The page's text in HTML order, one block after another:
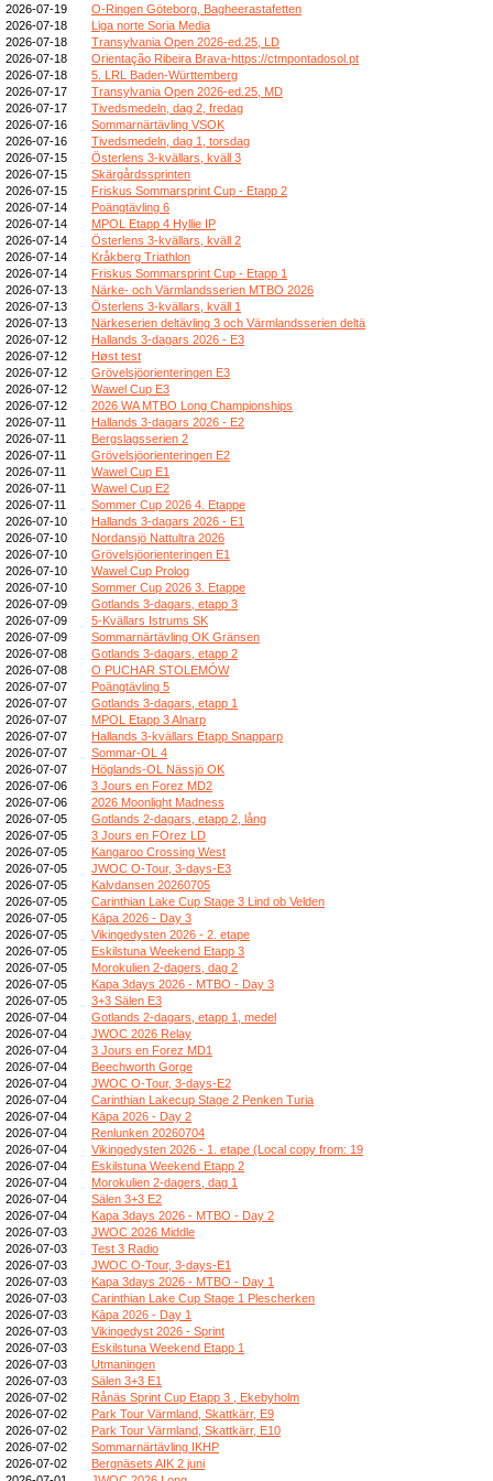
2026-07-19
O-Ringen Göteborg, Bagheerastafetten
2026-07-18
Liga norte Soria Media
2026-07-18
Transylvania Open 2026-ed.25, LD
2026-07-18
Orientação Ribeira Brava-https://ctmpontadosol.pt
2026-07-18
5. LRL Baden-Württemberg
2026-07-17
Transylvania Open 2026-ed.25, MD
2026-07-17
Tivedsmedeln, dag 2, fredag
2026-07-16
Sommarnärtävling VSOK
2026-07-16
Tivedsmedeln, dag 1, torsdag
2026-07-15
Österlens 3-kvällars, kväll 3
2026-07-15
Skärgårdssprinten
2026-07-15
Friskus Sommarsprint Cup - Etapp 2
2026-07-14
Poängtävling 6
2026-07-14
MPOL Etapp 4 Hyllie IP
2026-07-14
Österlens 3-kvällars, kväll 2
2026-07-14
Kråkberg Triathlon
2026-07-14
Friskus Sommarsprint Cup - Etapp 1
2026-07-13
Närke- och Värmlandsserien MTBO 2026
2026-07-13
Österlens 3-kvällars, kväll 1
2026-07-13
Närkeserien deltävling 3 och Värmlandsserien deltä
2026-07-12
Hallands 3-dagars 2026 - E3
2026-07-12
Høst test
2026-07-12
Grövelsjöorienteringen E3
2026-07-12
Wawel Cup E3
2026-07-12
2026 WA MTBO Long Championships
2026-07-11
Hallands 3-dagars 2026 - E2
2026-07-11
Bergslagsserien 2
2026-07-11
Grövelsjöorienteringen E2
2026-07-11
Wawel Cup E1
2026-07-11
Wawel Cup E2
2026-07-11
Sommer Cup 2026 4. Etappe
2026-07-10
Hallands 3-dagars 2026 - E1
2026-07-10
Nordansjö Nattultra 2026
2026-07-10
Grövelsjöorienteringen E1
2026-07-10
Wawel Cup Prolog
2026-07-10
Sommer Cup 2026 3. Etappe
2026-07-09
Gotlands 3-dagars, etapp 3
2026-07-09
5-Kvällars Istrums SK
2026-07-09
Sommarnärtävling OK Gränsen
2026-07-08
Gotlands 3-dagars, etapp 2
2026-07-08
O PUCHAR STOLEMÓW
2026-07-07
Poängtävling 5
2026-07-07
Gotlands 3-dagars, etapp 1
2026-07-07
MPOL Etapp 3 Alnarp
2026-07-07
Hallands 3-kvällars Etapp Snapparp
2026-07-07
Sommar-OL 4
2026-07-07
Höglands-OL Nässjö OK
2026-07-06
3 Jours en Forez MD2
2026-07-06
2026 Moonlight Madness
2026-07-05
Gotlands 2-dagars, etapp 2, lång
2026-07-05
3 Jours en FOrez LD
2026-07-05
Kangaroo Crossing West
2026-07-05
JWOC O-Tour, 3-days-E3
2026-07-05
Kalvdansen 20260705
2026-07-05
Carinthian Lake Cup Stage 3 Lind ob Velden
2026-07-05
Kāpa 2026 - Day 3
2026-07-05
Vikingedysten 2026 - 2. etape
2026-07-05
Eskilstuna Weekend Etapp 3
2026-07-05
Morokulien 2-dagers, dag 2
2026-07-05
Kapa 3days 2026 - MTBO - Day 3
2026-07-05
3+3 Sälen E3
2026-07-04
Gotlands 2-dagars, etapp 1, medel
2026-07-04
JWOC 2026 Relay
2026-07-04
3 Jours en Forez MD1
2026-07-04
Beechworth Gorge
2026-07-04
JWOC O-Tour, 3-days-E2
2026-07-04
Carinthian Lakecup Stage 2 Penken Turia
2026-07-04
Kāpa 2026 - Day 2
2026-07-04
Renlunken 20260704
2026-07-04
Vikingedysten 2026 - 1. etape (Local copy from: 19
2026-07-04
Eskilstuna Weekend Etapp 2
2026-07-04
Morokulien 2-dagers, dag 1
2026-07-04
Sälen 3+3 E2
2026-07-04
Kapa 3days 2026 - MTBO - Day 2
2026-07-03
JWOC 2026 Middle
2026-07-03
Test 3 Radio
2026-07-03
JWOC O-Tour, 3-days-E1
2026-07-03
Kapa 3days 2026 - MTBO - Day 1
2026-07-03
Carinthian Lake Cup Stage 1 Plescherken
2026-07-03
Kāpa 2026 - Day 1
2026-07-03
Vikingedyst 2026 - Sprint
2026-07-03
Eskilstuna Weekend Etapp 1
2026-07-03
Utmaningen
2026-07-03
Sälen 3+3 E1
2026-07-02
Rånäs Sprint Cup Etapp 3 , Ekebyholm
2026-07-02
Park Tour Värmland, Skattkärr, E9
2026-07-02
Park Tour Värmland, Skattkärr, E10
2026-07-02
Sommarnärtävling IKHP
2026-07-02
Bergnäsets AIK 2 juni